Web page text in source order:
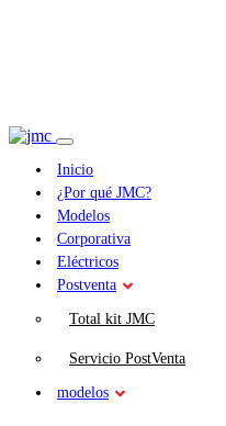
Inicio
¿Por qué JMC?
Modelos
Corporativa
Eléctricos
Postventa
Total kit JMC
Servicio PostVenta
modelos